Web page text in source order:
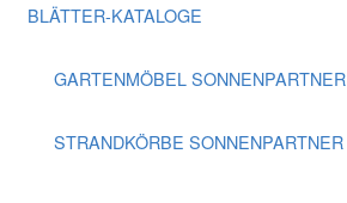
BLÄTTER-KATALOGE
GARTENMÖBEL SONNENPARTNER
STRANDKÖRBE SONNENPARTNER